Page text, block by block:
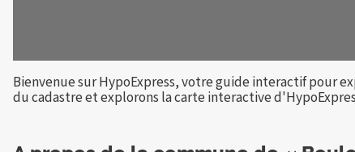
Bienvenue sur HypoExpress, votre guide interactif pour
du cadastre et explorons la carte interactive